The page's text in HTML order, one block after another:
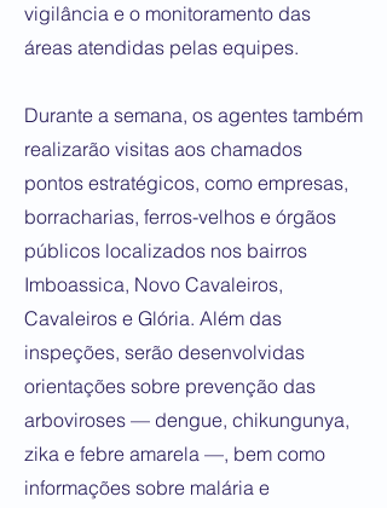
vigilância e o monitoramento das
áreas atendidas pelas equipes.
Durante a semana, os agentes também
realizarão visitas aos chamados
pontos estratégicos, como empresas,
borracharias, ferros-velhos e órgãos
públicos localizados nos bairros
Imboassica, Novo Cavaleiros,
Cavaleiros e Glória. Além das
inspeções, serão desenvolvidas
orientações sobre prevenção das
arboviroses — dengue, chikungunya,
zika e febre amarela —, bem como
informações sobre malária e